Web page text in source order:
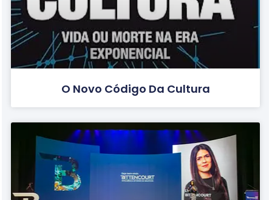
O Novo Código Da Cultura